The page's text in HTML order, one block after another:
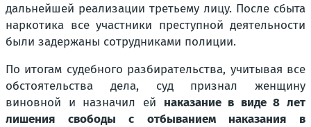
дальнейшей реализации третьему лицу. После сбыта
наркотика все участники преступной деятельности
были задержаны сотрудниками полиции.
По итогам судебного разбирательства, учитывая все
обстоятельства дела, суд признал женщину
виновной и назначил ей наказание в виде 8 лет
лишения свободы с отбыванием наказания в